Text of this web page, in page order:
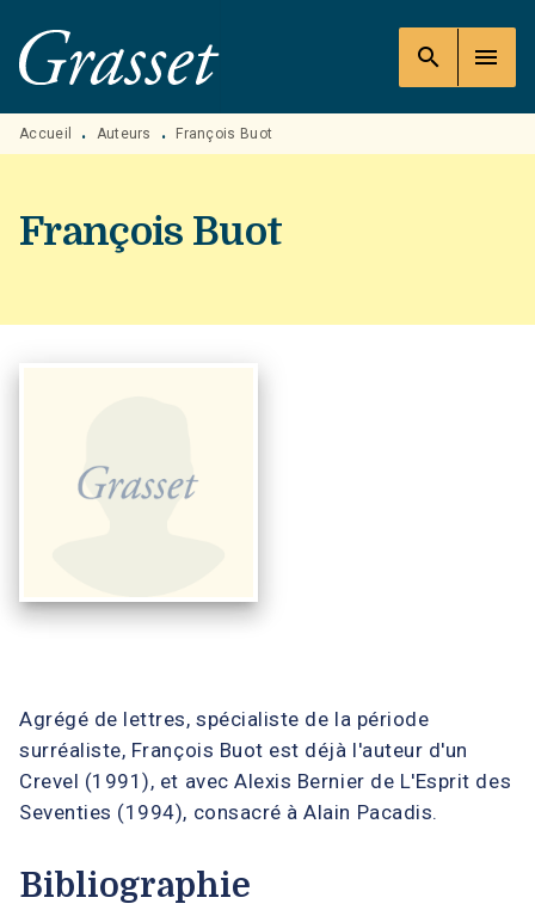
MENU RECHERCHE
PIED DE PAGE
search menu
Accueil • Auteurs • François Buot
François Buot
Agrégé de lettres, spécialiste de la période
surréaliste, François Buot est déjà l'auteur d'un
Crevel (1991), et avec Alexis Bernier de L'Esprit des
Seventies (1994), consacré à Alain Pacadis.
Bibliographie